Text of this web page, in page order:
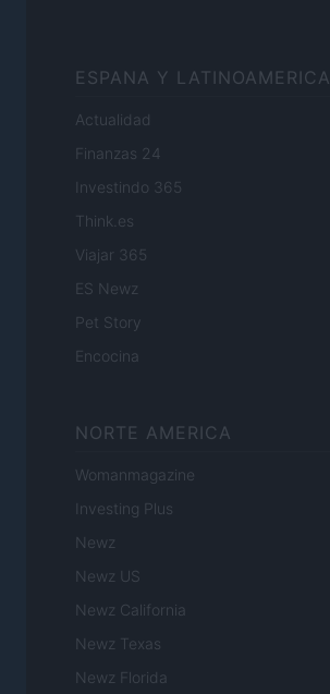
ESPANA Y LATINOAMERICA
Actualidad
Finanzas 24
Investindo 365
Think.es
Viajar 365
ES Newz
Pet Story
Encocina
NORTE AMERICA
Womanmagazine
Investing Plus
Newz
Newz US
Newz California
Newz Texas
Newz Florida